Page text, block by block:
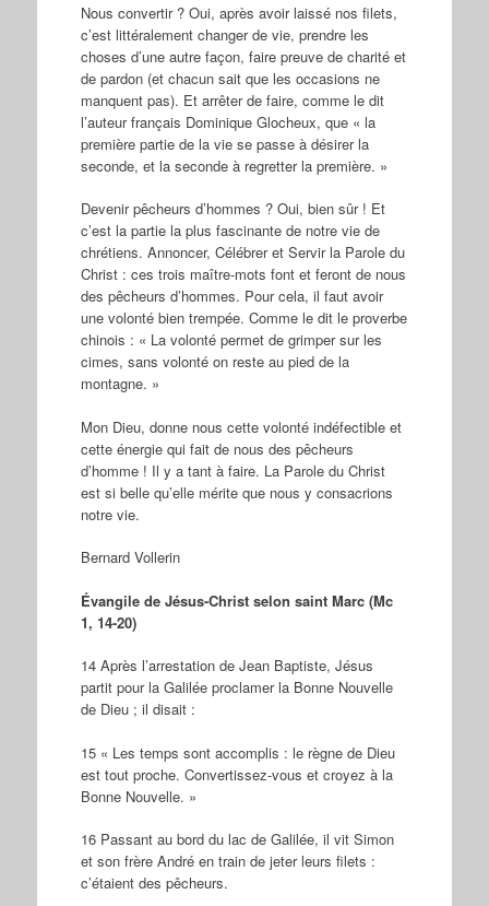
Nous convertir ? Oui, après avoir laissé nos filets,
c’est littéralement changer de vie, prendre les
choses d’une autre façon, faire preuve de charité et
de pardon (et chacun sait que les occasions ne
manquent pas). Et arrêter de faire, comme le dit
l’auteur français Dominique Glocheux, que « la
première partie de la vie se passe à désirer la
seconde, et la seconde à regretter la première. »
Devenir pêcheurs d’hommes ? Oui, bien sûr ! Et
c’est la partie la plus fascinante de notre vie de
chrétiens. Annoncer, Célébrer et Servir la Parole du
Christ : ces trois maître-mots font et feront de nous
des pêcheurs d’hommes. Pour cela, il faut avoir
une volonté bien trempée. Comme le dit le proverbe
chinois : « La volonté permet de grimper sur les
cimes, sans volonté on reste au pied de la
montagne. »
Mon Dieu, donne nous cette volonté indéfectible et
cette énergie qui fait de nous des pêcheurs
d’homme ! Il y a tant à faire. La Parole du Christ
est si belle qu’elle mérite que nous y consacrions
notre vie.
Bernard Vollerin
Évangile de Jésus-Christ selon saint Marc (Mc
1, 14-20)
14 Après l’arrestation de Jean Baptiste, Jésus
partit pour la Galilée proclamer la Bonne Nouvelle
de Dieu ; il disait :
15 « Les temps sont accomplis : le règne de Dieu
est tout proche. Convertissez-vous et croyez à la
Bonne Nouvelle. »
16 Passant au bord du lac de Galilée, il vit Simon
et son frère André en train de jeter leurs filets :
c’étaient des pêcheurs.